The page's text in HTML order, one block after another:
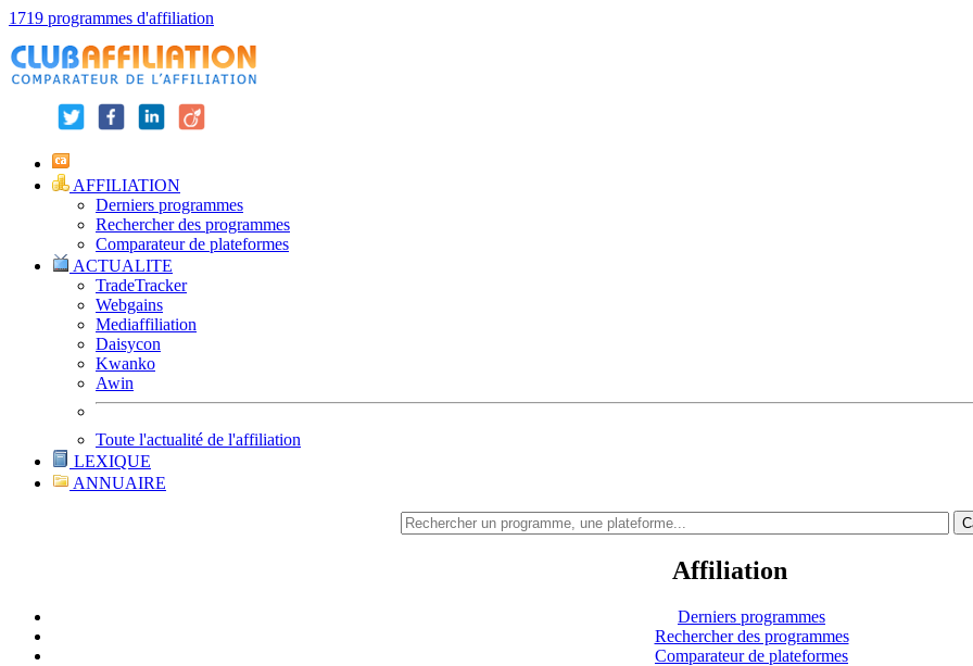
1719 programmes d'affiliation
AFFILIATION
Derniers programmes
Rechercher des programmes
Comparateur de plateformes
ACTUALITE
TradeTracker
Webgains
Mediaffiliation
Daisycon
Kwanko
Awin
Toute l'actualité de l'affiliation
LEXIQUE
ANNUAIRE
Affiliation
Derniers programmes
Rechercher des programmes
Comparateur de plateformes